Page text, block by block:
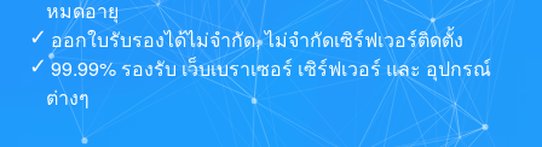
หมดอายุ
ออกใบรับรองได้ไม่จำกัด, ไม่จำกัดเซิร์ฟเวอร์ติดตั้ง
99.99% รองรับ เว็บเบราเซอร์ เซิร์ฟเวอร์ และ อุปกรณ์
ต่างๆ